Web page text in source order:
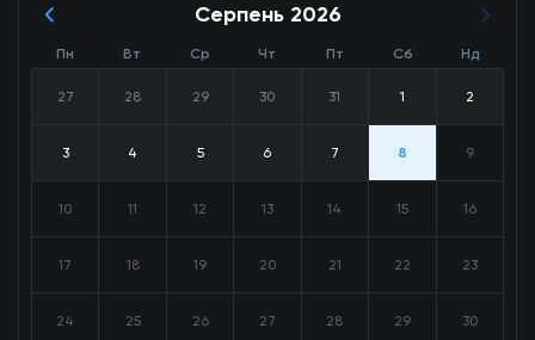
Серпень 2026
Пн Вт Ср Чт Пт Сб Нд
27 28 29 30 31 1 2
3 4 5 6 7 8 9
10 11 12 13 14 15 16
17 18 19 20 21 22 23
24 25 26 27 28 29 30